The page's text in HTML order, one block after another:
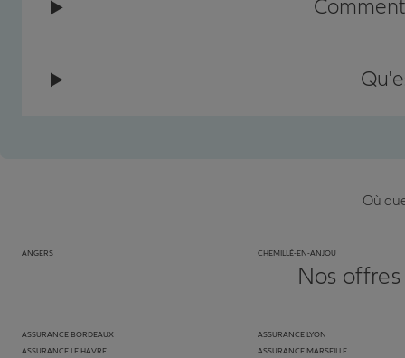
Où
ANGERS CHEMILLÉ-EN-ANJOU
Nos
ASSURANCE BORDEAUX
ASSURANCE LE HAVRE
ASSURANCE LYON
ASSURANCE MARSEILLE